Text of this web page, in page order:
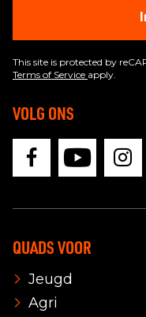
This site is protected by
Terms of Service apply.
VOLG ONS
QUADS VOOR
Jeugd
Agri